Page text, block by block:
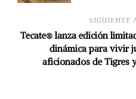
SIGUIENTE
Tecate® lanza edición
dinámica para vivir
aficionados de Tigres